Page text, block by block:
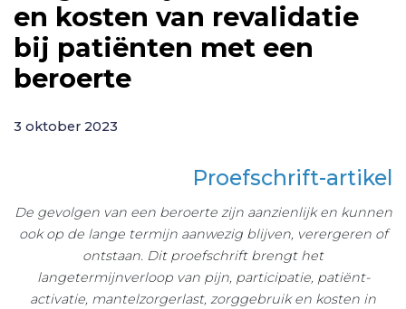
en kosten van revalidatie
bij patiënten met een
beroerte
3 oktober 2023
Proefschrift-artikel
De gevolgen van een beroerte zijn aanzienlijk en kunnen
ook op de lange termijn aanwezig blijven, verergeren of
ontstaan. Dit proefschrift brengt het
langetermijnverloop van pijn, participatie, patiënt-
activatie, mantelzorgerlast, zorggebruik en kosten in